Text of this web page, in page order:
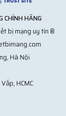
CHÍNH HÃNG
bị mạng uy tín ®
Hà Nội
HCMC